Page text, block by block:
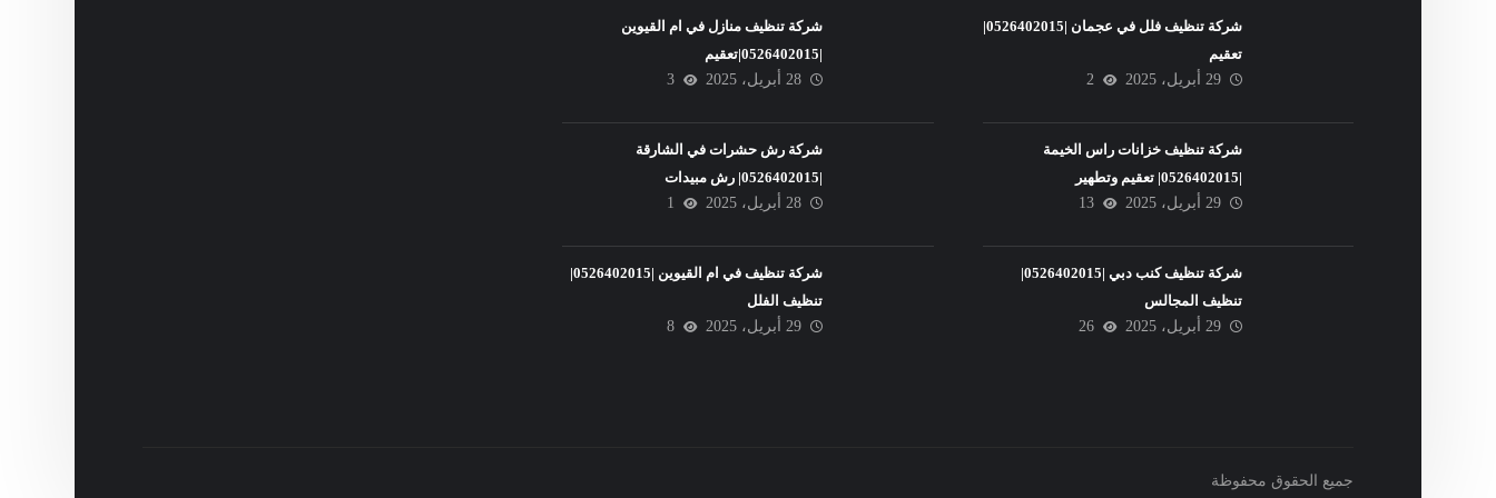
شركة تنظيف فلل في عجمان |0526402015|
تعقيم
29 أبريل، 2025
2
شركة تنظيف خزانات راس الخيمة
|0526402015| تعقيم وتطهير
29 أبريل، 2025
13
شركة تنظيف كنب دبي |0526402015|
تنظيف المجالس
29 أبريل، 2025
26
شركة تنظيف منازل في ام القيوين
|0526402015|تعقيم
28 أبريل، 2025
3
شركة رش حشرات في الشارقة
|0526402015| رش مبيدات
28 أبريل، 2025
1
شركة تنظيف في ام القيوين |0526402015|
تنظيف الفلل
29 أبريل، 2025
8
جميع الحقوق محفوظة